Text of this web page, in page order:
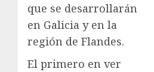
que se desarrollarán
en Galicia y en la
región de Flandes.
El primero en ver